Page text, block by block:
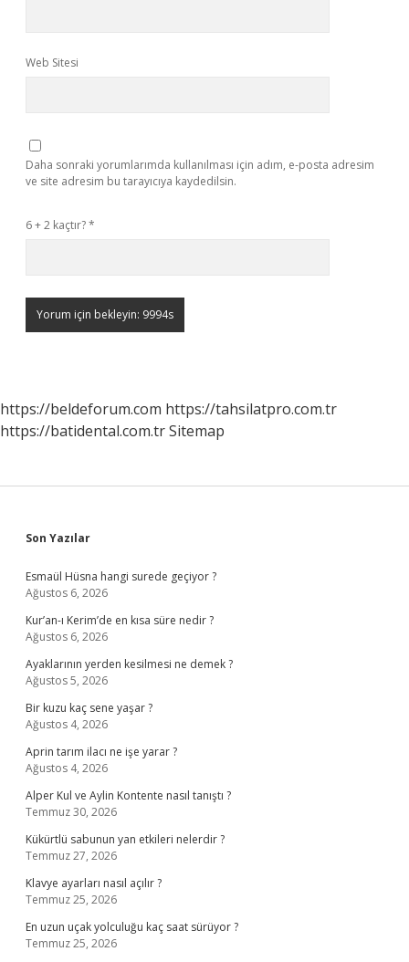
Web Sitesi
Daha sonraki yorumlarımda kullanılması için adım, e-posta adresim
ve site adresim bu tarayıcıya kaydedilsin.
6 + 2 kaçtır?*
https://beldeforum.com https://tahsilatpro.com.tr
https://batidental.com.trSitemap
Sidebar
Son Yazılar
Esmaül Hüsna hangi surede geçiyor ?
Ağustos 6, 2026
Kur’an-ı Kerim’de en kısa süre nedir ?
Ağustos 6, 2026
Ayaklarının yerden kesilmesi ne demek ?
Ağustos 5, 2026
Bir kuzu kaç sene yaşar ?
Ağustos 4, 2026
Aprin tarım ilacı ne işe yarar ?
Ağustos 4, 2026
Alper Kul ve Aylin Kontente nasıl tanıştı ?
Temmuz 30, 2026
Kükürtlü sabunun yan etkileri nelerdir ?
Temmuz 27, 2026
Klavye ayarları nasıl açılır ?
Temmuz 25, 2026
En uzun uçak yolculuğu kaç saat sürüyor ?
Temmuz 25, 2026